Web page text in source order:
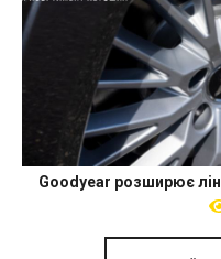
Goodyear розширює